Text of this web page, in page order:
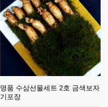
명품 수삼선물세트 2호 금색보자
기포장